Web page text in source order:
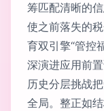
筹匹配清晰的
使之前落失的
育双引擎“管控
深演进应用前
历史分层挑战
全局。整正如